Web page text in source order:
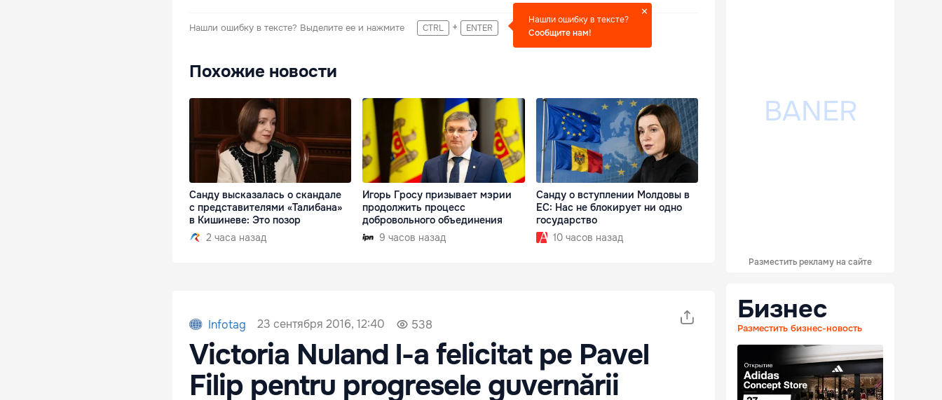
Нашли ошибку в тексте? Выделите ее и нажмите CTRL + ENTER
Нашли ошибку в тексте?
Сообщите нам!
Похожие новости
Санду высказалась о скандале
с представителями «Талибана»
в Кишиневе: Это позор
2 часа назад
Игорь Гросу призывает мэрии
продолжить процесс
добровольного объединения
9 часов назад
Санду о вступлении Молдовы в
ЕС: Нас не блокирует ни одно
государство
10 часов назад
Infotag 23 сентября 2016, 12:40 538
Victoria Nuland l-a felicitat pe Pavel
Filip pentru progresele guvernării
Разместить рекламу на сайте
Бизнес
Разместить бизнес-новость